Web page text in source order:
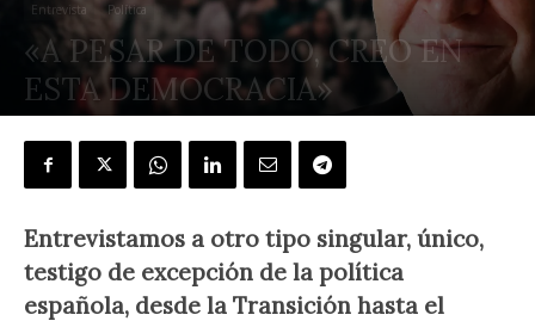
Entrevista Política
«A PESAR DE TODO, CREO EN
ESTA DEMOCRACIA»
Entrevistamos a otro tipo singular, único,
testigo de excepción de la política
española, desde la Transición hasta el